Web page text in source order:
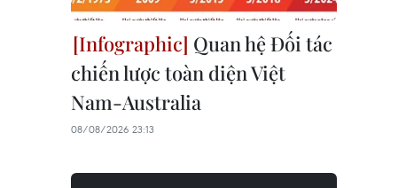
Quan hệ Đối tác
chiến lược toàn diện Việt
Nam-Australia
08/08/2026 23:13